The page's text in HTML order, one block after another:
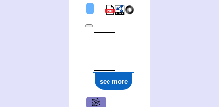
see more